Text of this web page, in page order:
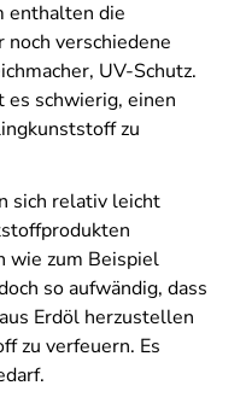
enthalten die
verschiedene
UV-Schutz.
schwierig, einen
zu
sich relativ leicht
wie zum Beispiel
so aufwändig, dass
Erdöl herzustellen
zu verfeuern. Es